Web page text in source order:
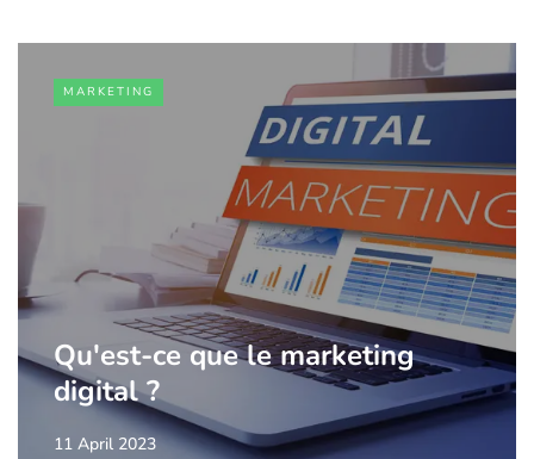
MARKETING
Qu'est-ce que le marketing
digital ?
11 April 2023